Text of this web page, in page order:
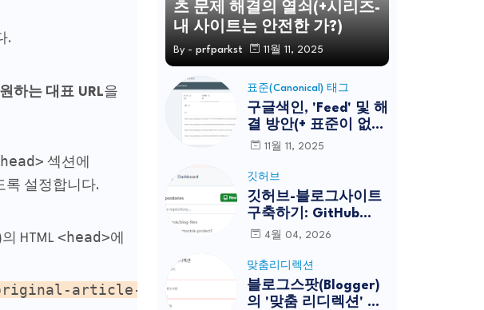
.
하는 대표 URL을
섹션에
록 설정합니다.
)의 HTML <head>에
original-article-url" />
츠 문제 해결의 열쇠(+시리즈-
내 사이트는 안전한 가?)
By - prfparkst 11월 11, 2025
표준(Canonical) 태그
구글색인, 'Feed' 및 해
결 방안(+ 표준이 없는
중복 페이지 문제 해
11월 11, 2025
깃허브
깃허브-블로그사이트
구축하기: GitHub
Pages 설정에서
하기(1)
4월 04, 2026
맞춤리디렉션
블로그스팟(Blogger)
의 '맞춤 리디렉션' 이